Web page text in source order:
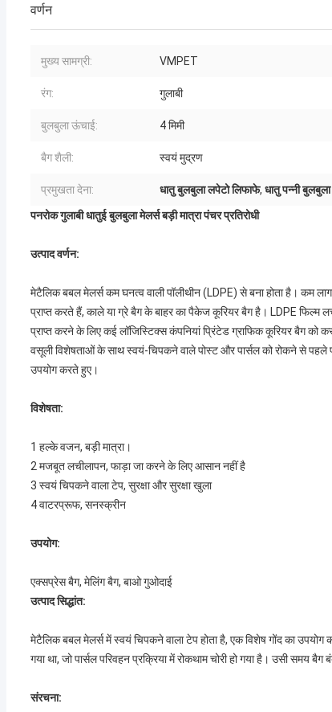
वर्णन
मुख्य सामग्री: VMPET
रंग: गुलाबी
बुलबुला ऊंचाई: 4 मिमी
बैग शैली: स्वयं मुद्रण
प्रमुखता देना: धातु बुलबुला लपेटो लिफाफे, धातु पन्नी
पनरोक गुलाबी धातुई बुलबुला मेलर्स बड़ी मात्रा पंचर प्रतिरोधी
उत्पाद वर्णन:
मेटैलिक बबल मेलर्स कम घनत्व वाली पॉलीथीन (LDPE) से बना होता है। कम
प्राप्त करते हैं, काले या ग्रे बैग के बाहर का पैकेज कूरियर बैग है। LDPE फिल्म
प्राप्त करने के लिए कई लॉजिस्टिक्स कंपनियां प्रिंटेड ग्राफिक कूरियर बैग को
वसूली विशेषताओं के साथ स्वयं-चिपकने वाले पोस्ट और पार्सल को रोकने से पहले
उपयोग करते हुए।
विशेषता:
1 हल्के वजन, बड़ी मात्रा।
2 मजबूत लचीलापन, फाड़ा जा करने के लिए आसान नहीं है
3 स्वयं चिपकने वाला टेप, सुरक्षा और सुरक्षा खुला
4 वाटरप्रूफ, सनस्क्रीन
उपयोग:
एक्सप्रेस बैग, मेलिंग बैग, बाओ गुओदाई
उत्पाद सिद्धांत:
मेटैलिक बबल मेलर्स में स्वयं चिपकने वाला टेप होता है, एक विशेष गोंद का
गया था, जो पार्सल परिवहन प्रक्रिया में रोकथाम चोरी हो गया है। उसी समय बैग
संरचना: